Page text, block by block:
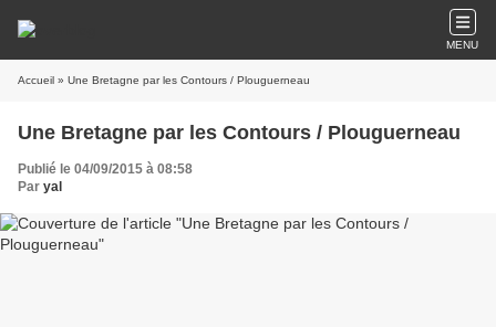
MENU
Accueil » Une Bretagne par les Contours / Plouguerneau
Une Bretagne par les Contours / Plouguerneau
Publié le 04/09/2015 à 08:58
Par yal